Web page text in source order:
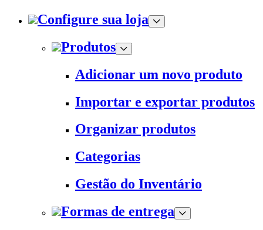
Configure sua loja
Produtos
Adicionar um novo produto
Importar e exportar produtos
Organizar produtos
Categorias
Gestão do Inventário
Formas de entrega